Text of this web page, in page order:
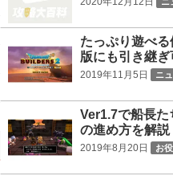
たっぷり遊べ
版にも引き継ぎ
2019年11月5日 ニ
Ver1.7で船長た
の進め方を解説
2019年8月20日 お